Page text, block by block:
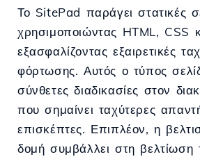
Το SitePad παράγει στατικές
χρησιμοποιώντας HTML, CSS
εξασφαλίζοντας εξαιρετικές
φόρτωσης. Αυτός ο τύπος
σύνθετες διαδικασίες στον
που σημαίνει ταχύτερες
επισκέπτες. Επιπλέον, η
δομή συμβάλλει στη βελτίωση